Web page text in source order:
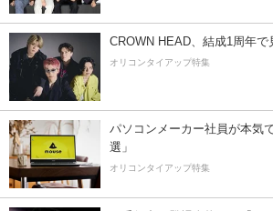
CROWN HEAD、結成1周年で
オリコンタイアップ特集
パソコンメーカー社員が本気
選」
オリコンタイアップ特集